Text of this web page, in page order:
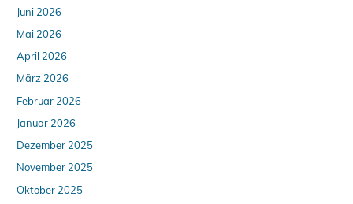
Juni 2026
Mai 2026
April 2026
März 2026
Februar 2026
Januar 2026
Dezember 2025
November 2025
Oktober 2025